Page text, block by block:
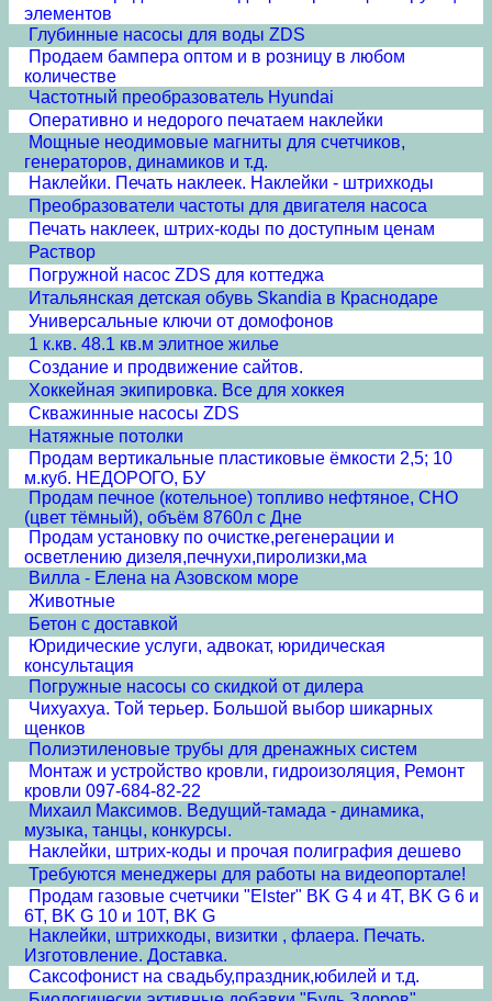
элементов
Глубинные насосы для воды ZDS
Продаем бампера оптом и в розницу в любом
количестве
Частотный преобразователь Hyundai
Оперативно и недорого печатаем наклейки
Мощные неодимовые магниты для счетчиков,
генераторов, динамиков и т.д.
Наклейки. Печать наклеек. Наклейки - штрихкоды
Преобразователи частоты для двигателя насоса
Печать наклеек, штрих-коды по доступным ценам
Раствор
Погружной насос ZDS для коттеджа
Итальянская детская обувь Skandia в Краснодаре
Универсальные ключи от домофонов
1 к.кв. 48.1 кв.м элитное жилье
Создание и продвижение сайтов.
Хоккейная экипировка. Все для хоккея
Скважинные насосы ZDS
Натяжные потолки
Продам вертикальные пластиковые ёмкости 2,5; 10
м.куб. НЕДОРОГО, БУ
Продам печное (котельное) топливо нефтяное, СНО
(цвет тёмный), объём 8760л с Дне
Продам установку по очистке,регенерации и
осветлению дизеля,печнухи,пиролизки,ма
Вилла - Елена на Азовском море
Животные
Бетон с доставкой
Юридические услуги, адвокат, юридическая
консультация
Погружные насосы со скидкой от дилера
Чихуахуа. Той терьер. Большой выбор шикарных
щенков
Полиэтиленовые трубы для дренажных систем
Монтаж и устройство кровли, гидроизоляция, Ремонт
кровли 097-684-82-22
Михаил Максимов. Ведущий-тамада - динамика,
музыка, танцы, конкурсы.
Наклейки, штрих-коды и прочая полиграфия дешево
Требуются менеджеры для работы на видеопортале!
Продам газовые счетчики "Elster" BK G 4 и 4T, BK G 6 и
6T, BK G 10 и 10T, BK G
Наклейки, штрихкоды, визитки , флаера. Печать.
Изготовление. Доставка.
Cаксофонист на свадьбу,праздник,юбилей и т.д.